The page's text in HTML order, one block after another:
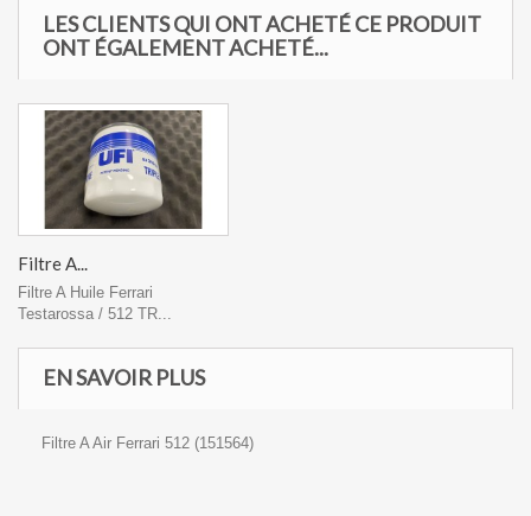
LES CLIENTS QUI ONT ACHETÉ CE PRODUIT
ONT ÉGALEMENT ACHETÉ...
Filtre A...
Filtre A Huile Ferrari
Testarossa / 512 TR...
EN SAVOIR PLUS
Filtre A Air Ferrari 512 (151564)